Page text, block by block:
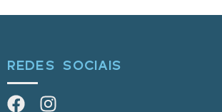
REDES SOCIAIS